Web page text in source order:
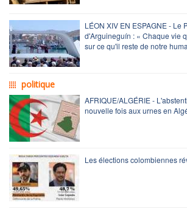
LÉON XIV EN ESPAGNE - Le
d'Arguineguín : « Chaque vie
sur ce qu'il reste de notre
politique
AFRIQUE/ALGÉRIE -
nouvelle fois aux urnes en
Les élections colombiennes